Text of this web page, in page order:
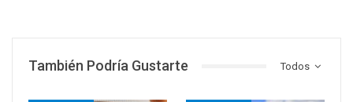
Todos
También Podría Gustarte